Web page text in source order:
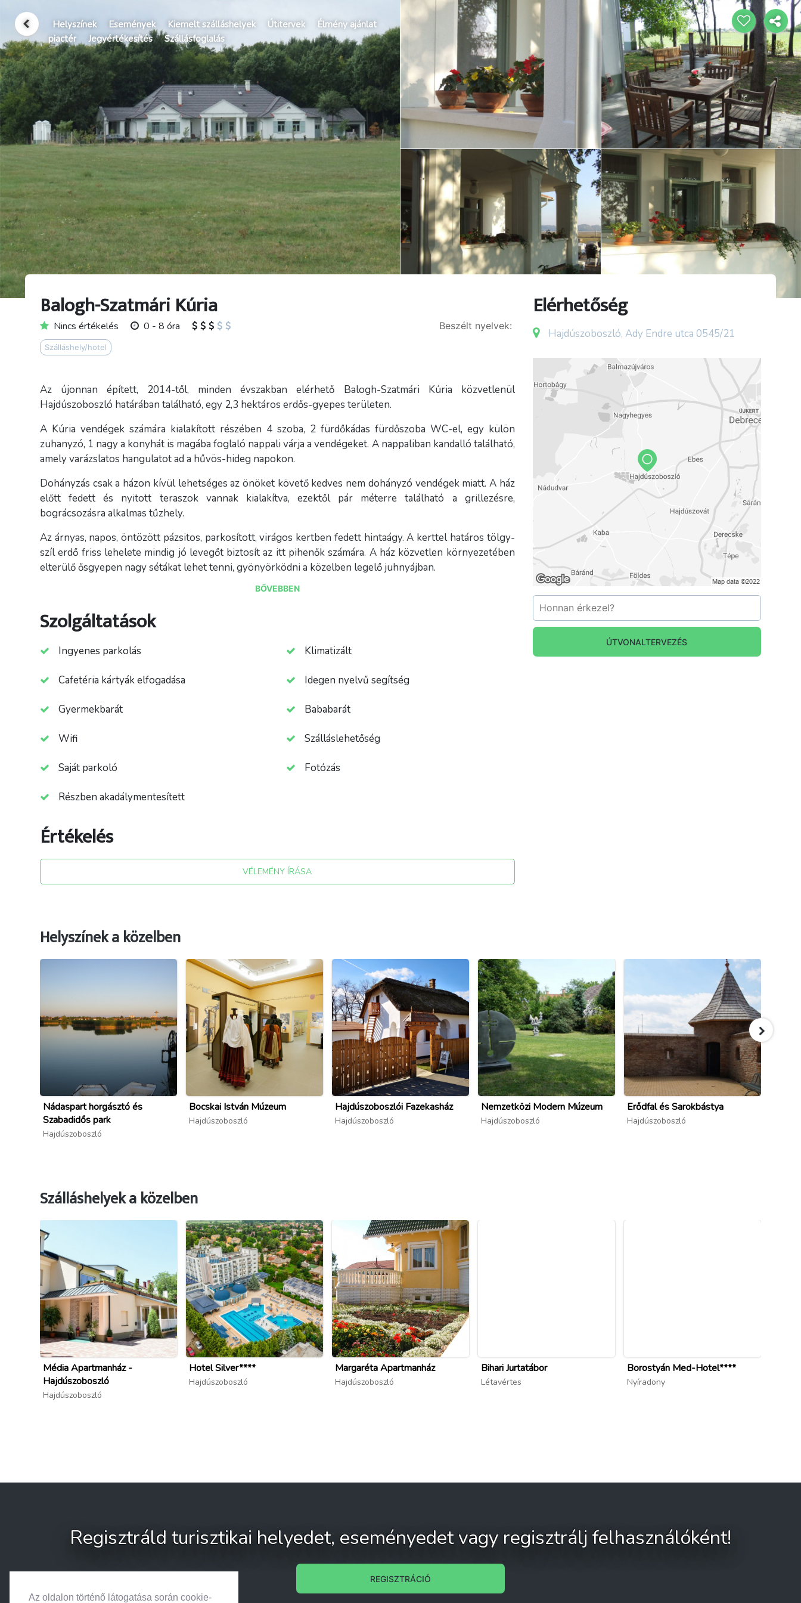
Az oldalon történő látogatása során cookie-
Helyszínek Események Kiemelt szálláshelyek Útitervek
Élmény ajánlat
piactér
Jegyértékesítés Szállásfoglalás
Balogh-Szatmári Kúria
Nincs értékelés 0 - 8 óra Beszélt nyelvek:
Szálláshely/hotel
Az újonnan épített, 2014-től, minden évszakban elérhető Balogh-Szatmári Kúria közvetlenül
Hajdúszoboszló határában található, egy 2,3 hektáros erdős-gyepes területen.
A Kúria vendégek számára kialakított részében 4 szoba, 2 fürdőkádas fürdőszoba WC-el, egy külön
zuhanyzó, 1 nagy a konyhát is magába foglaló nappali várja a vendégeket. A nappaliban kandalló található,
amely varázslatos hangulatot ad a hűvös-hideg napokon.
Dohányzás csak a házon kívül lehetséges az önöket követő kedves nem dohányzó vendégek miatt. A ház
előtt fedett és nyitott teraszok vannak kialakítva, ezektől pár méterre található a grillezésre,
bográcsozásra alkalmas tűzhely.
Az árnyas, napos, öntözött pázsitos, parkosított, virágos kertben fedett hintaágy. A kerttel határos tölgy-
szíl erdő friss lehelete mindig jó levegőt biztosít az itt pihenők számára. A ház közvetlen környezetében
elterülő ősgyepen nagy sétákat lehet tenni, gyönyörködni a közelben legelő juhnyájban.
A háztól 400m-re található a Nádaspart komplexuma (www.nadaspart.hu), ahol nagyon szép tájvédelmi
bérelni.
A háztól is látható a város fedett uszodája a nagyhírű termál-aquapark-egészség centrum, ami autóval 5’
szintén 5’ alatt elérhető.
fogadják a kedves vendégeket és mindig segítséggel vannak a vendégek felé annak érdekében, hogy
pihenésük emlékezetes legyen a házban és rendszeresen visszajárók legyenek.
BŐVEBBEN
Szolgáltatások
Ingyenes parkolás Klimatizált
Cafetéria kártyák elfogadása Idegen nyelvű segítség
Gyermekbarát Bababarát
Wifi Szálláslehetőség
Saját parkoló Fotózás
Részben akadálymentesített
Értékelés
VÉLEMÉNY ÍRÁSA
Elérhetőség
Hajdúszoboszló, Ady Endre utca 0545/21
ÚTVONALTERVEZÉS
Helyszínek a közelben
Nádaspart horgásztó és
Szabadidős park
Hajdúszoboszló
Bocskai István Múzeum
Hajdúszoboszló
Hajdúszoboszlói Fazekasház
Hajdúszoboszló
Nemzetközi Modern Múzeum
Hajdúszoboszló
Erődfal és Sarokbástya
Hajdúszoboszló
Szálláshelyek a közelben
Média Apartmanház -
Hajdúszoboszló
Hajdúszoboszló
Hotel Silver****
Hajdúszoboszló
Margaréta Apartmanház
Hajdúszoboszló
Bihari Jurtatábor
Létavértes
Borostyán Med-Hotel****
Nyíradony
Regisztráld turisztikai helyedet, eseményedet vagy regisztrálj felhasználóként!
REGISZTRÁCIÓ